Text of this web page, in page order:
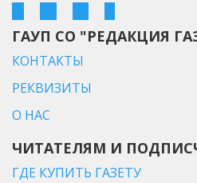
ГАУП СО "РЕДАКЦИЯ
КОНТАКТЫ
РЕКВИЗИТЫ
О НАС
ЧИТАТЕЛЯМ И
ГДЕ КУПИТЬ ГАЗЕТУ